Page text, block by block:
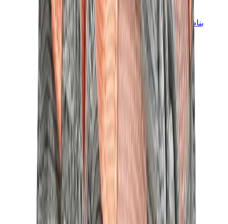
بناطيل وجوغرز وشورتات
بناطيل كروم هارتس
View All
بناطيل وجوغرز وشورتات